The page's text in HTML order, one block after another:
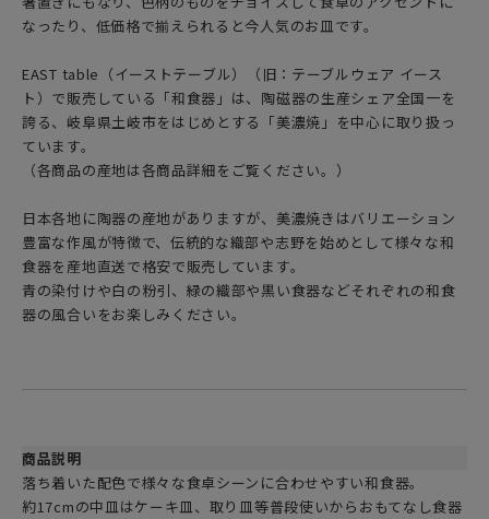
なったり、低価格で揃えられると今人気のお皿です。
EAST table（イーストテーブル）（旧：テーブルウェア イース
ト）で販売している「和食器」は、陶磁器の生産シェア全国一を
誇る、岐阜県土岐市をはじめとする「美濃焼」を中心に取り扱っ
ています。
（各商品の産地は各商品詳細をご覧ください。）
日本各地に陶器の産地がありますが、美濃焼きはバリエーション
豊富な作風が特徴で、伝統的な織部や志野を始めとして様々な和
食器を産地直送で格安で販売しています。
青の染付けや白の粉引、緑の織部や黒い食器などそれぞれの和食
器の風合いをお楽しみください。
商品説明
落ち着いた配色で様々な食卓シーンに合わせやすい和食器。
約17cmの中皿はケーキ皿、取り皿等普段使いからおもてなし食器